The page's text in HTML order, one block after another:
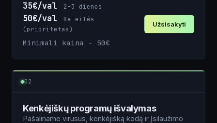
35€/val 2-3 dienos
50€/val
Be eilės
(prioritetas)
Minimali kaina - 50€
Užsisakyti
Vardas
El. paštas
02
Kenkėjiškų programų išvalymas
Pašaliname virusus, kenkėjišką kodą ir įsilaužimo